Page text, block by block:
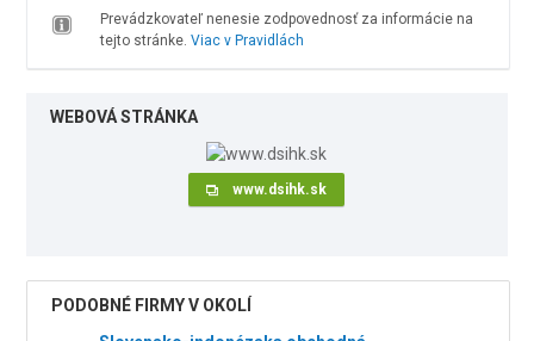
Prevádzkovateľ nenesie zodpovednosť za informácie na
tejto stránke. Viac v Pravidlách
WEBOVÁ STRÁNKA
www.dsihk.sk
PODOBNÉ FIRMY V OKOLÍ